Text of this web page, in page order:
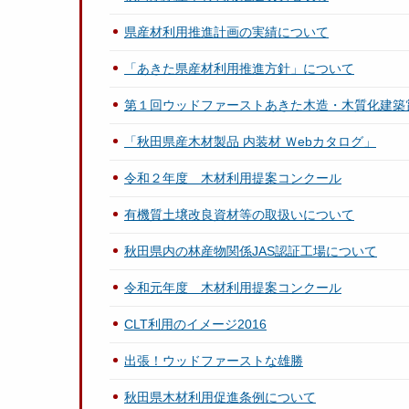
県産材利用推進計画の実績について
「あきた県産材利用推進方針」について
第１回ウッドファーストあきた木造・木質化建築
「秋田県産木材製品 内装材 Ｗebカタログ」
令和２年度 木材利用提案コンクール
有機質土壌改良資材等の取扱いについて
秋田県内の林産物関係JAS認証工場について
令和元年度 木材利用提案コンクール
CLT利用のイメージ2016
出張！ウッドファーストな雄勝
秋田県木材利用促進条例について